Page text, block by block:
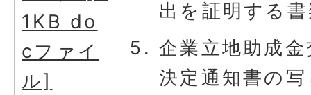
1KB do
cファイ
ル]
出を証明する
企業立地助成金
決定通知書の